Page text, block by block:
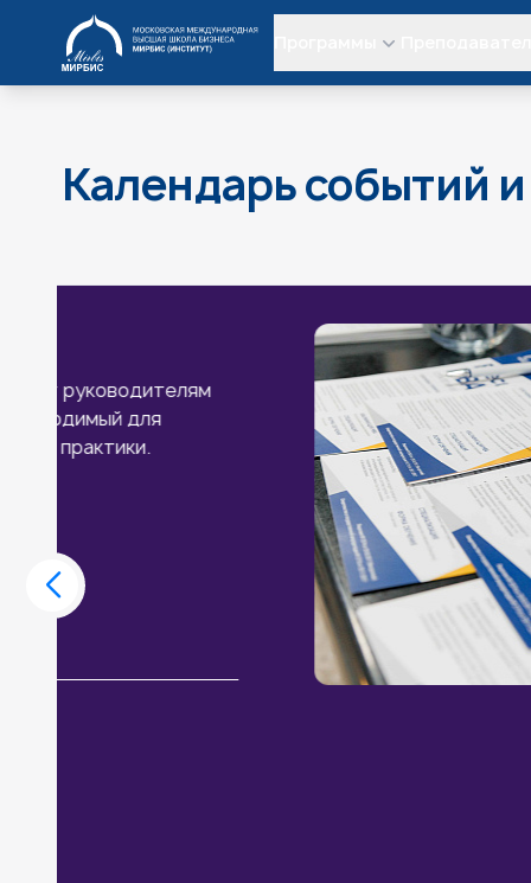
МИРБИС
Календарь событий
Презентация программ MBA,
Рынок не ждёт «подходящего момента».
руководителями программ, экспертами и
бизнеса МИРБИС, узнайте напрямую о
MBA и DBA, которые уже более 37 лет
развития предпринимателей и
Во время презентации эксперты
о том, почему выпускники считают одной
именно инвестицию в образование.
летней историей меняют траектории